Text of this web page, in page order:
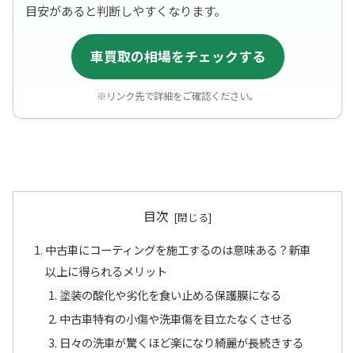
目安があると判断しやすくなります。
車買取の相場をチェックする
※リンク先で詳細をご確認ください。
目次
中古車にコーティングを施工するのは意味ある？新車
以上に得られるメリット
塗装の酸化や劣化を食い止める保護膜になる
中古車特有の小傷や洗車傷を目立たなくさせる
日々の洗車が驚くほど楽になり綺麗が長続きする